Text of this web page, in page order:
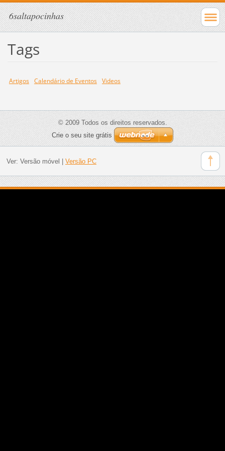
6saltapocinhas
Tags
Artigos Calendário de Eventos Videos
© 2009 Todos os direitos reservados.
Crie o seu site grátis
Ver: Versão móvel Versão PC